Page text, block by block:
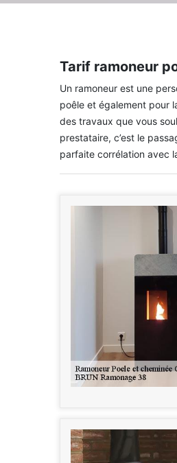
Tarif ramoneur
Un ramoneur est une
poêle et également pour
des travaux que vous
prestataire, c’est le
parfaite corrélation avec